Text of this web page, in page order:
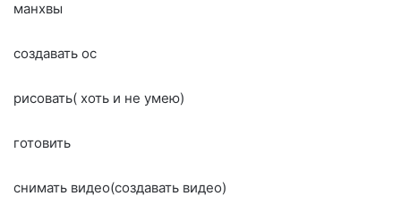
манхвы
создавать ос
рисовать( хоть и не умею)
готовить
снимать видео(создавать видео)